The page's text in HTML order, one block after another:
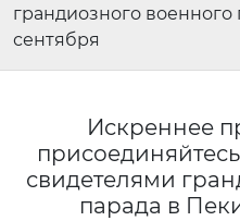
грандиозного
сентября
Искреннее
свидетелями
парада в